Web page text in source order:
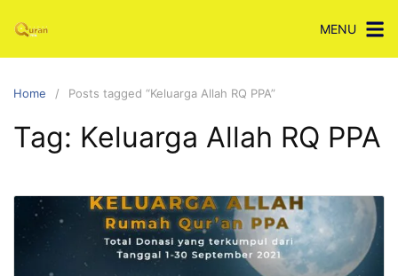
content
MENU
Home Posts tagged “Keluarga Allah RQ PPA”
Tag: Keluarga Allah RQ PPA